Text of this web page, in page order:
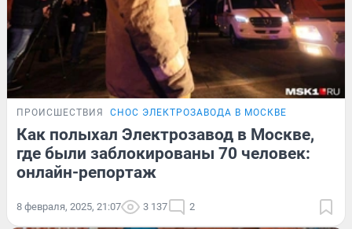
ПРОИСШЕСТВИЯ СНОС ЭЛЕКТРОЗАВОДА В МОСКВЕ
Как полыхал Электрозавод в Москве,
где были заблокированы 70 человек:
онлайн-репортаж
8 февраля, 2025, 21:07 3 137 2